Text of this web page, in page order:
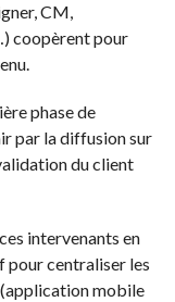
CM,
coopèrent pour
phase de
par la diffusion sur
du client
intervenants en
centraliser les
(application mobile